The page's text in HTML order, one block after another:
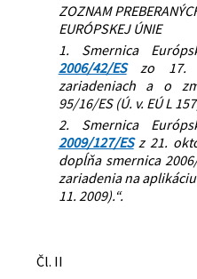
ZOZNAM
EURÓPSKEJ ÚNIE
1. Smernica
2006/42/ESzo 17.
zariadeniach a o
95/16/ES (Ú. v. EÚ L
2. Smernica
2009/127/ESz 21.
dopĺňa smernica
zariadenia na aplikáciu
11. 2009).“.
Čl. II